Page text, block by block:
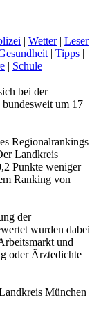
bei der
um 17
Regionalrankings
Landkreis
Punkte weniger
Ranking von
der
wurden dabei
und
oder Ärztedichte
München
| Wetter| Leser
| Tipps |
| Schule |